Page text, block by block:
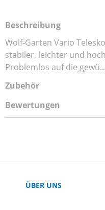
Beschreibung
Wolf-Garten Vario
stabiler, leichter und
Problemlos auf die
Zubehör
Bewertungen
ÜBER UNS